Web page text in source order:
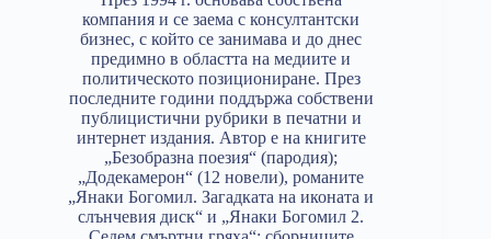
компания и се заема с консултантски
бизнес, с който се занимава и до днес
предимно в областта на медиите и
политическото позициониране. През
последните години поддържа собствени
публицистични рубрики в печатни и
интернет издания. Автор е на книгите
„Безобразна поезия“ (пародия);
„Додекамерон“ (12 новели), романите
„Янаки Богомил. Загадката на иконата и
слънчевия диск“ и „Янаки Богомил 2.